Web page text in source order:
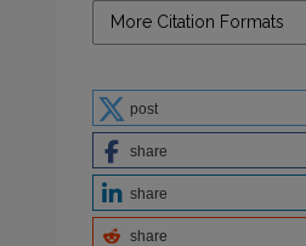
More Citation Formats
post
share
share
share